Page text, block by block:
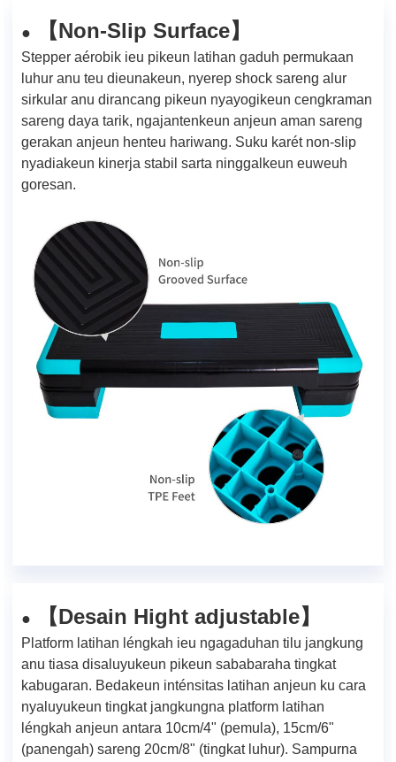
● 【Non-Slip Surface】
Stepper aérobik ieu pikeun latihan gaduh permukaan
luhur anu teu dieunakeun, nyerep shock sareng alur
sirkular anu dirancang pikeun nyayogikeun cengkraman
sareng daya tarik, ngajantenkeun anjeun aman sareng
gerakan anjeun henteu hariwang. Suku karét non-slip
nyadiakeun kinerja stabil sarta ninggalkeun euweuh
goresan.
● 【Desain Hight adjustable】
Platform latihan léngkah ieu ngagaduhan tilu jangkung
anu tiasa disaluyukeun pikeun sababaraha tingkat
kabugaran. Bedakeun inténsitas latihan anjeun ku cara
nyaluyukeun tingkat jangkungna platform latihan
léngkah anjeun antara 10cm/4" (pemula), 15cm/6"
(panengah) sareng 20cm/8" (tingkat luhur). Sampurna